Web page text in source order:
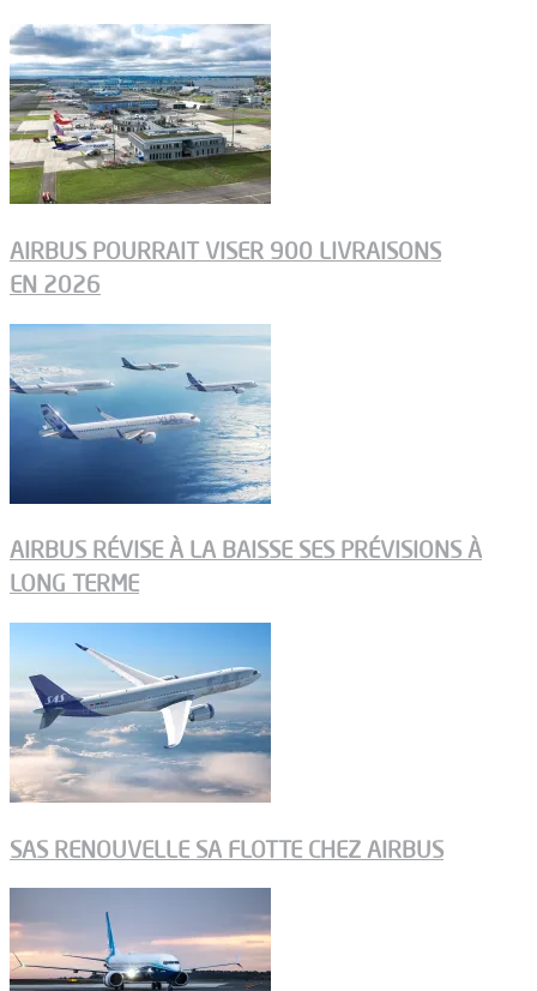
AIRBUS POURRAIT VISER 900 LIVRAISONS
EN 2026
AIRBUS RÉVISE À LA BAISSE SES PRÉVISIONS À
LONG TERME
SAS RENOUVELLE SA FLOTTE CHEZ AIRBUS